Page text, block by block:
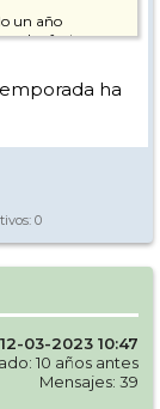
un año
dos factores
caída se
se notaba en el
perfecto estado
marzo y
frio.... Pero
de esas nieves
cambiar con
donde
Seria
ha
0
03-2023 10:47
10 años antes
Mensajes: 39